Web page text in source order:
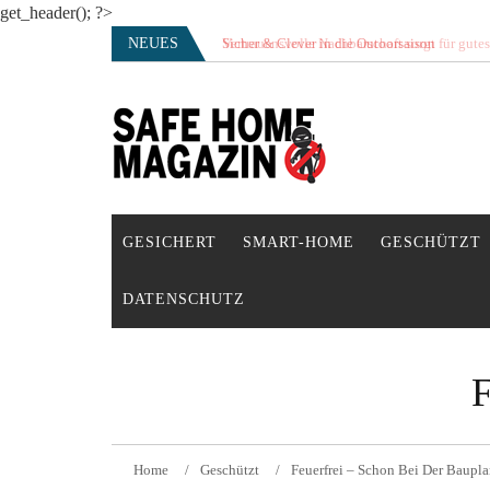
get_header(); ?>
NEUES Vertrauensvolle Nachbarschaft sorgt für
SAFE HOME Magazin
Sicherlich sicher ich
GESICHERT SMART-HOME GESCHÜTZT
DATENSCHUTZ
Home Geschützt Feuerfrei – Schon Bei Der